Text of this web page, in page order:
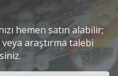
hemen satın alabilir;
araştırma talebi